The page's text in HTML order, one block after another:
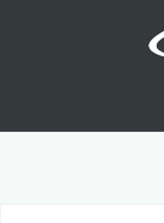
ツ